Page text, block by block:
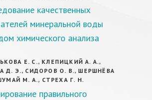
качественных
минеральной воды
химического анализа
Е. С., КЛЕПИЦКИЙ А. А.,
Д. Э., СИДОРОВ О. В., ШЕРШНЁВА
М. А., СТРЕХА Г. Н.
правильного